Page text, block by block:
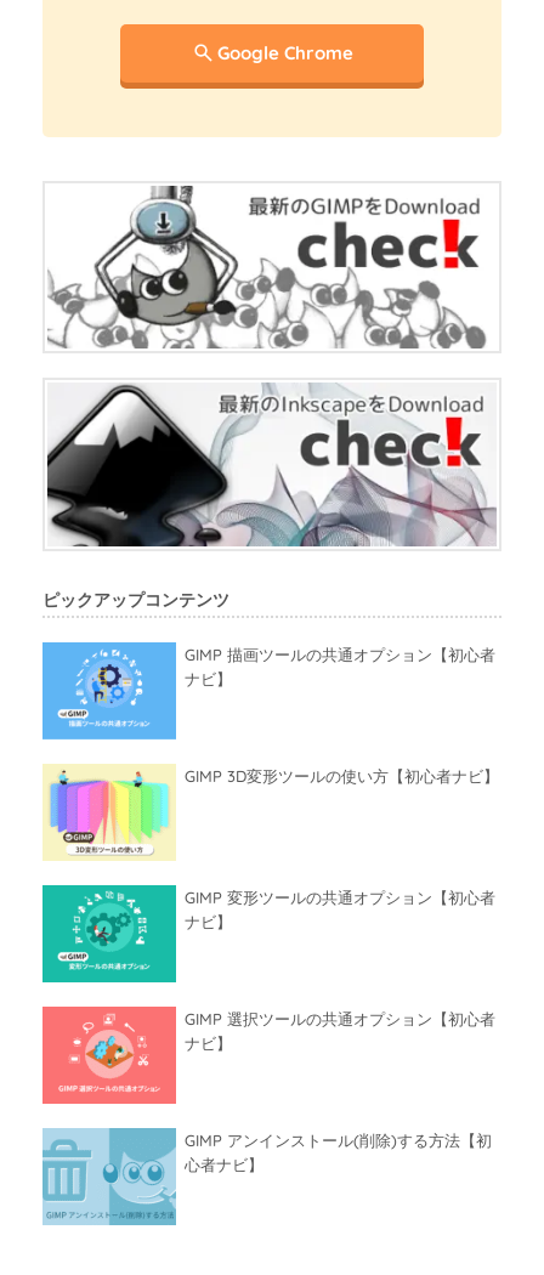
Google Chrome
ピックアップコンテンツ
GIMP 描画ツールの共通オプション【初心者
ナビ】
GIMP 3D変形ツールの使い方【初心者ナビ】
GIMP 変形ツールの共通オプション【初心者
ナビ】
GIMP 選択ツールの共通オプション【初心者
ナビ】
GIMP アンインストール(削除)する方法【初
心者ナビ】